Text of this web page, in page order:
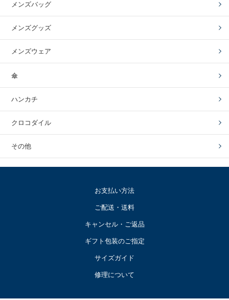
メンズバッグ
メンズグッズ
メンズウェア
傘
ハンカチ
クロコダイル
その他
お支払い方法
ご配送・送料
キャンセル・ご返品
ギフト包装のご指定
サイズガイド
修理について